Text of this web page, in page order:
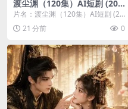
渡尘渊（120集）AI短剧 (202
6)
片名：渡尘渊（120集）AI短剧 (20
26) 分类：短剧 年份：2026 详情...
21 分前 0